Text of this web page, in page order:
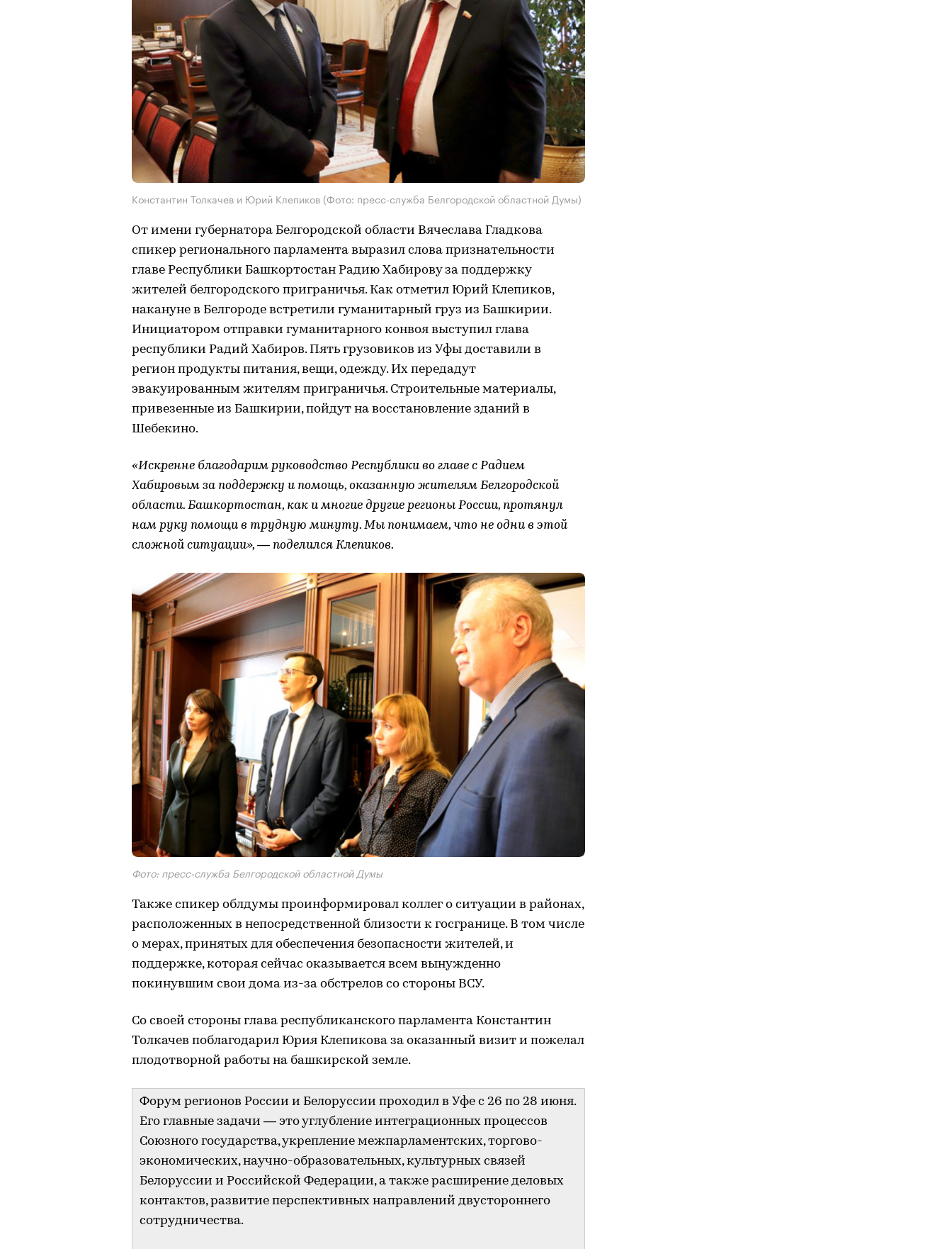
Константин Толкачев и Юрий Клепиков (Фото: пресс-служба Белгородской областной Думы)
От имени губернатора Белгородской области Вячеслава Гладкова
спикер регионального парламента выразил слова признательности
главе Республики Башкортостан Радию Хабирову за поддержку
жителей белгородского приграничья. Как отметил Юрий Клепиков,
накануне в Белгороде встретили гуманитарный груз из Башкирии.
Инициатором отправки гуманитарного конвоя выступил глава
республики Радий Хабиров. Пять грузовиков из Уфы доставили в
регион продукты питания, вещи, одежду. Их передадут
эвакуированным жителям приграничья. Строительные материалы,
привезенные из Башкирии, пойдут на восстановление зданий в
Шебекино.
«Искренне благодарим руководство Республики во главе с Радием
Хабировым за поддержку и помощь, оказанную жителям Белгородской
области. Башкортостан, как и многие другие регионы России, протянул
нам руку помощи в трудную минуту. Мы понимаем, что не одни в этой
сложной ситуации», — поделился Клепиков.
Фото: пресс-служба Белгородской областной Думы
Также спикер облдумы проинформировал коллег о ситуации в районах,
расположенных в непосредственной близости к госгранице. В том числе
о мерах, принятых для обеспечения безопасности жителей, и
поддержке, которая сейчас оказывается всем вынужденно
покинувшим свои дома из-за обстрелов со стороны ВСУ.
Со своей стороны глава республиканского парламента Константин
Толкачев поблагодарил Юрия Клепикова за оказанный визит и пожелал
плодотворной работы на башкирской земле.
Форум регионов России и Белоруссии проходил в Уфе с 26 по 28 июня.
Его главные задачи — это углубление интеграционных процессов
Союзного государства, укрепление межпарламентских, торгово-
экономических, научно-образовательных, культурных связей
Белоруссии и Российской Федерации, а также расширение деловых
контактов, развитие перспективных направлений двустороннего
сотрудничества.